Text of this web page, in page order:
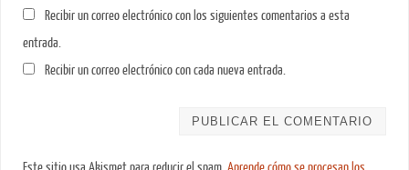
Recibir un correo electrónico con los siguientes comentarios a esta
entrada.
Recibir un correo electrónico con cada nueva entrada.